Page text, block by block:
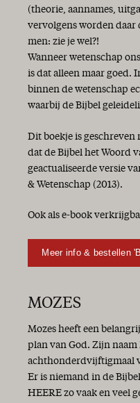
(theorie, aannames,
vervolgens worden daar
men: zie je wel?!
Wanneer wetenschap
is dat alleen maar goed.
binnen de wetenschap
waarbij de Bijbel
Dit boekje is
dat de Bijbel het Woord
geactualiseerde versie
& Wetenschap (2013).
Ook als e-book
Meer info & bestellen
MOZES
Mozes heeft een
plan van God. Zijn naam
achthonderdvijftigmaal
Er is niemand in de
HEERE zo vaak en veel